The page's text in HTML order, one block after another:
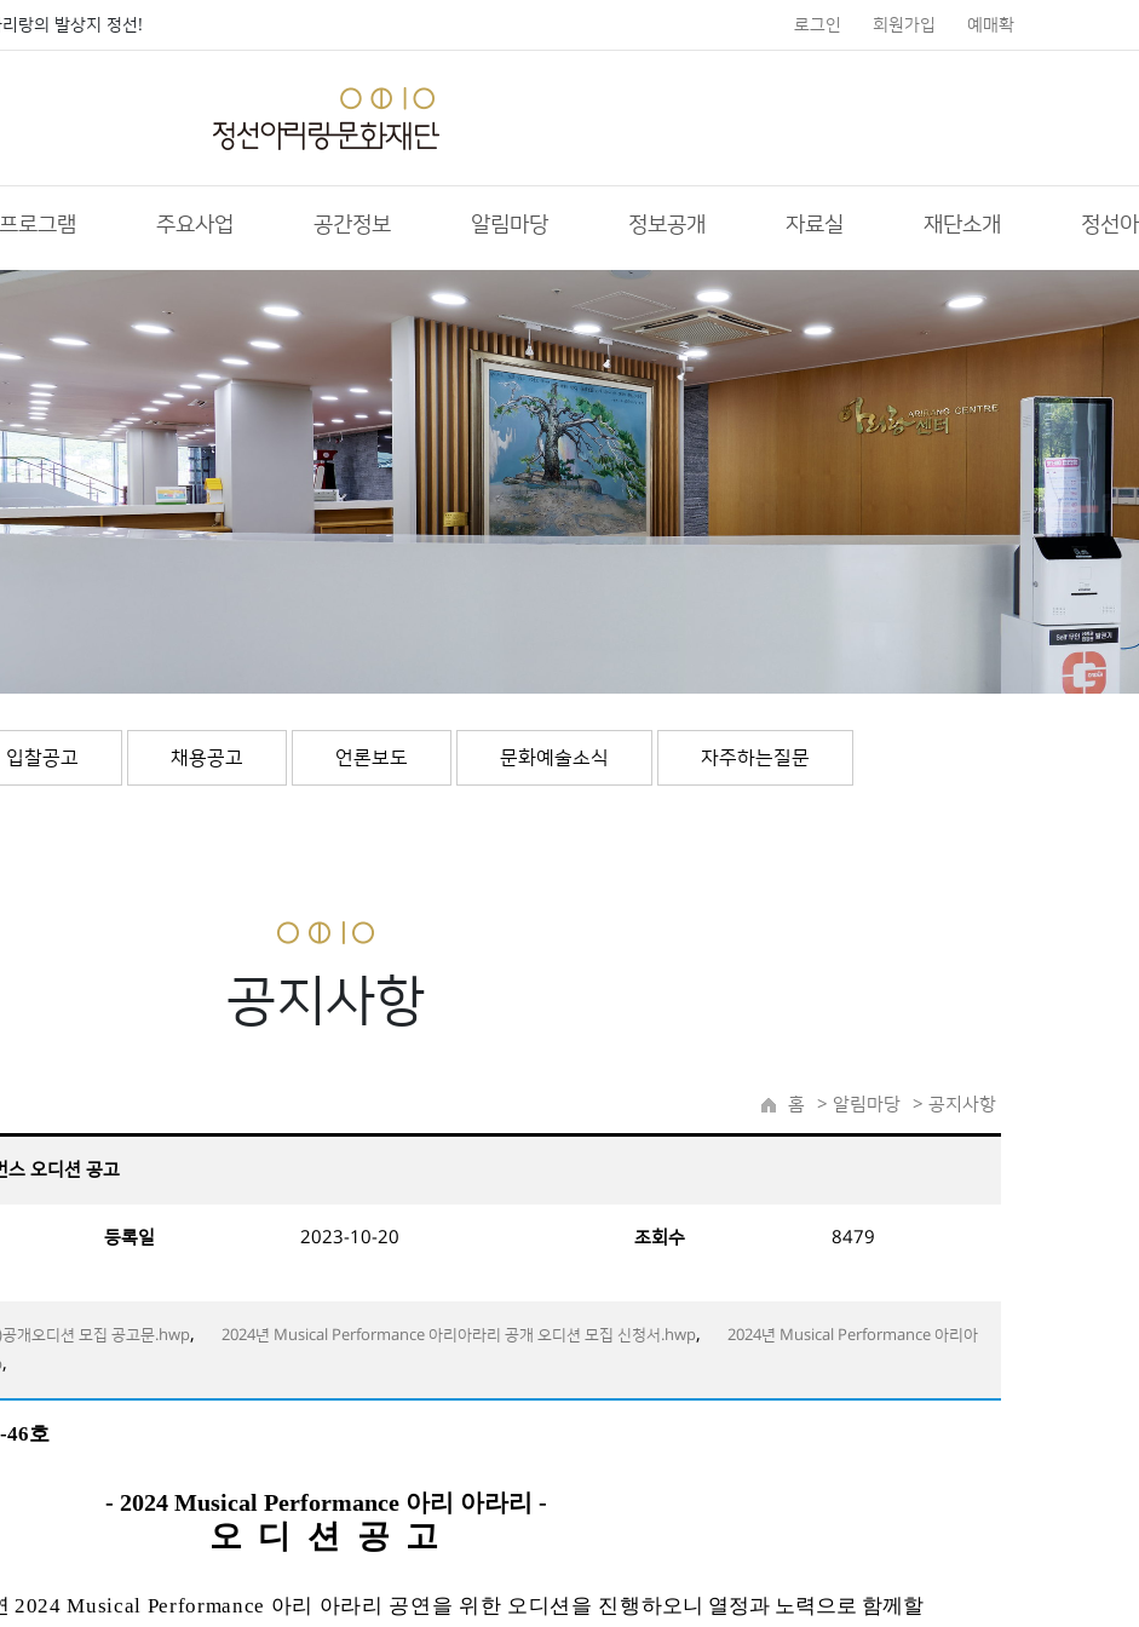
랑의 발상지 정선! 로그인 회원가입 예매확
로그램 주요사업 공간정보 알림마당 정보공개 자료실 재단소개 정선
입찰공고 채용공고 언론보도 문화예술소식 자주하는질문
공지사항
> 공지사항
> 알림마당
홈
스 오디션 공고
등록일 2023-10-20 조회수 8479
개오디션 모집 공고문.hwp, 2024년 Musical Performance 아리아라리 공개 오디션 모집 신청서.hwp,
2024년 Musical Performance 아리아
,
46호
- 2024 Musical Performance 아리 아라리 -
오 디 션 공 고
2024 Musical Performance 아리 아라리 공연을 위한 오디션을 진행하오니 열정과 노력으로 함께할